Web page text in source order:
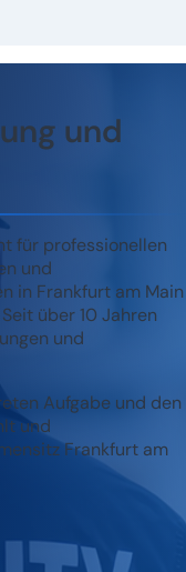
und
für professionellen
und
in Frankfurt am Main
über 10 Jahren
und
Aufgabe und den
und
Frankfurt am